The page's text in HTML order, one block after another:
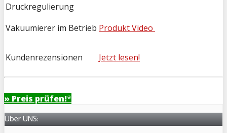
Druckregulierung
Vakuumierer im Betrieb Produkt Video
Kundenrezensionen Jetzt lesen!
» Preis prüfen!*
Über UNS: